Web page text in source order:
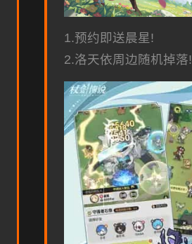
1.预约即送晨星!
2.洛天依周边随机掉落!